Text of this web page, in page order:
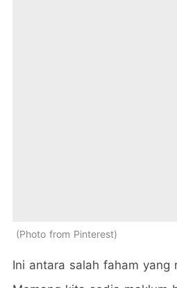
Photo from Pinterest
Ini antara salah faham yang